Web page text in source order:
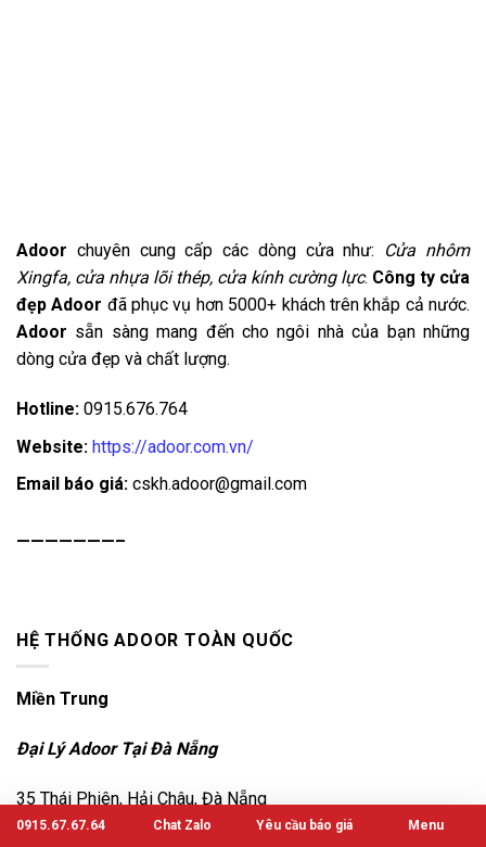
Adoor chuyên cung cấp các dòng cửa như: Cửa nhôm
Xingfa, cửa nhựa lõi thép, cửa kính cường lực. Công ty cửa
đẹp Adoor đã phục vụ hơn 5000+ khách trên khắp cả nước.
Adoor sẵn sàng mang đến cho ngôi nhà của bạn những
dòng cửa đẹp và chất lượng.
Hotline: 0915.676.764
Website: https://adoor.com.vn/
Email báo giá: cskh.adoor@gmail.com
———————–
HỆ THỐNG ADOOR TOÀN QUỐC
Miền Trung
Đại Lý Adoor Tại Đà Nẵng
35 Thái Phiên, Hải Châu, Đà Nẵng
0915.67.67.64 Chat Zalo Yêu cầu báo giá Menu